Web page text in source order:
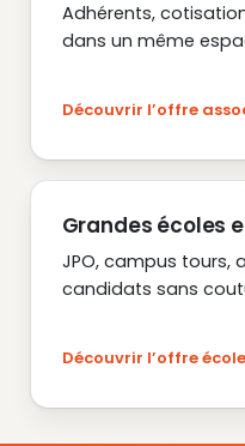
Adhérents,
dans un même
Découvrir l’offre
Grandes écoles
JPO, campus tours,
candidats sans
Découvrir l’offre